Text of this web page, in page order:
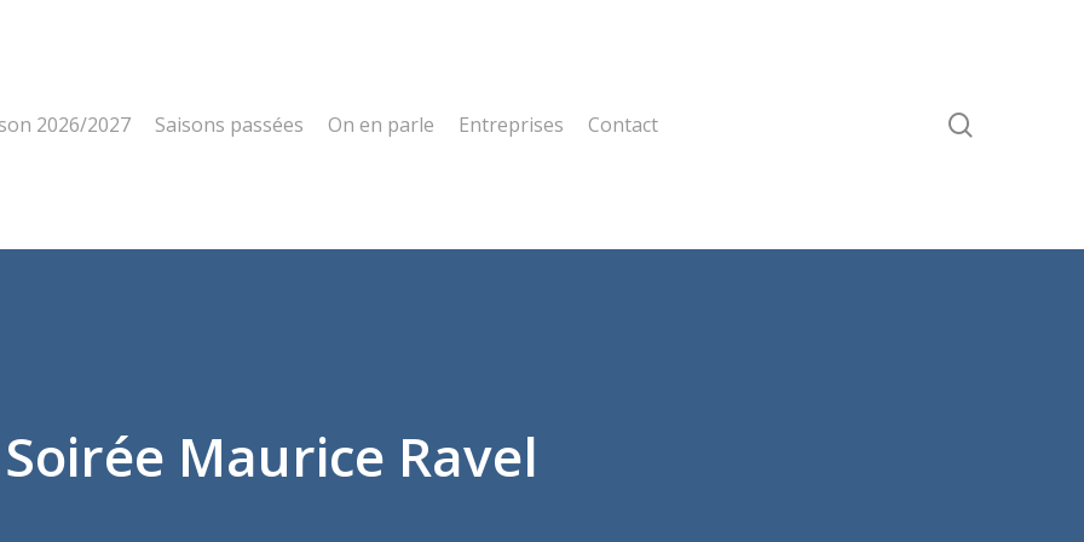
2026/2027 Saisons passées On en parle Entreprises Contact
Soirée Maurice Ravel